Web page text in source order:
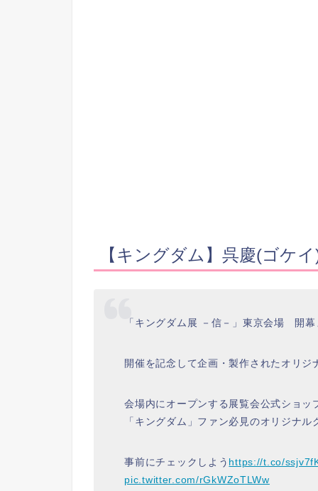
【キングダム】呉慶(ゴケ
「キングダム展 －信－」東京会場 開
開催を記念して企画・製作されたオリジ
会場内にオープンする展覧会公式ショッ
「キングダム」ファン必見のオリジナ
事前にチェックしよう https://t.co/
pic.twitter.com/rGkWZoTLWw